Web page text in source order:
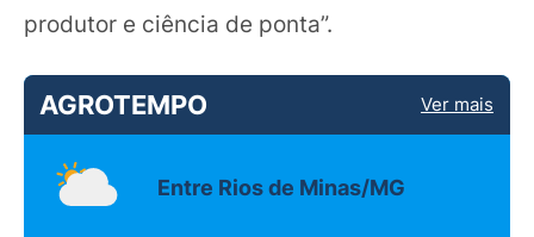
produtor e ciência de ponta”.
AGROTEMPO Ver mais
Entre Rios de Minas/MG